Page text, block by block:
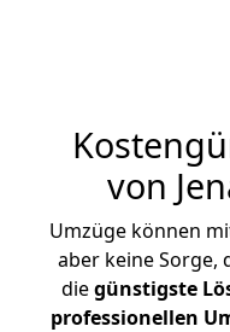
von
Umzüge können
aber keine Sorge,
diegünstigste
professionellen